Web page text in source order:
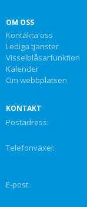
OM OSS
Kontakta oss
Lediga tjänster
Visselblåsarfunktion
Kalender
Om webbplatsen
KONTAKT
Postadress:
Telefonväxel:
E-post: